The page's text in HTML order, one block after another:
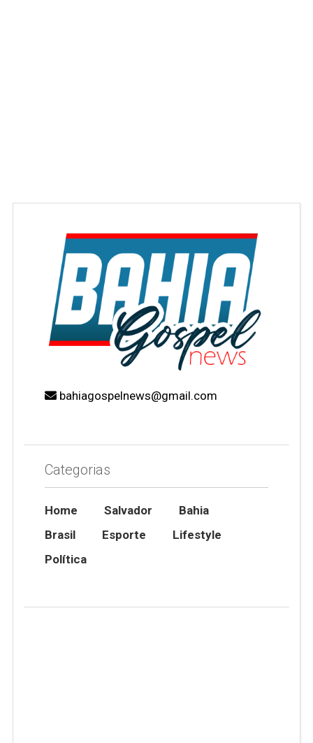
bahiagospelnews@gmail.com
Categorias
Home Salvador
Bahia
Brasil
Esporte
Lifestyle
Política